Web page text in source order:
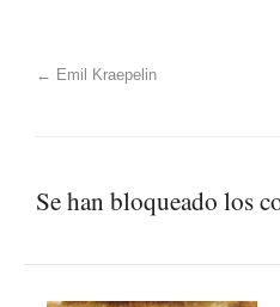
← Emil Kraepelin
Se han bloqueado los